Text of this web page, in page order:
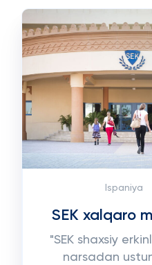
Ispaniya
SEK xalqaro
"SEK shaxsiy
narsadan